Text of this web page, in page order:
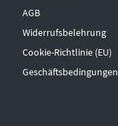
AGB
Widerrufsbelehrung
Cookie-Richtlinie (EU)
Geschäftsbedingungen